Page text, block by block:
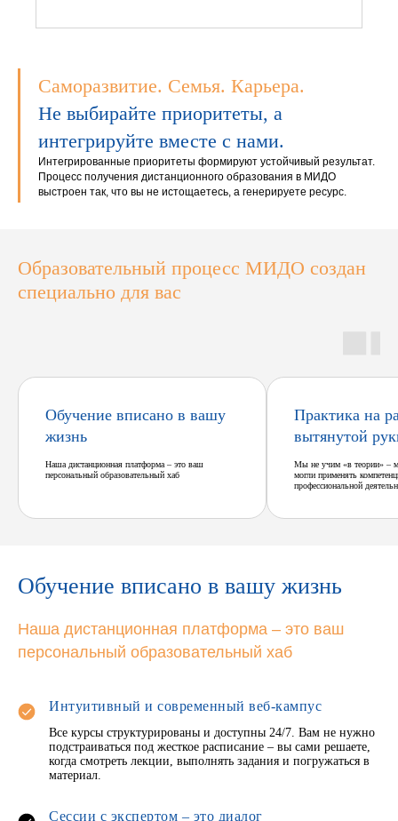
Саморазвитие. Семья. Карьера.
Не выбирайте приоритеты, а
интегрируйте вместе с нами.
Интегрированные приоритеты формируют устойчивый результат.
Процесс получения дистанционного образования в МИДО
выстроен так, что вы не истощаетесь, а генерируете ресурс.
Образовательный процесс МИДО создан
специально для вас
Обучение вписано в вашу
жизнь
Наша дистанционная платформа – это ваш
персональный образовательный хаб
Практика на
вытянутой
Мы не учим «в теории» –
могли применять
профессиональной
Обучение вписано в вашу жизнь
Наша дистанционная платформа – это ваш
персональный образовательный хаб
Интуитивный и современный веб-кампус
Все курсы структурированы и доступны 24/7. Вам не нужно
подстраиваться под жесткое расписание – вы сами решаете,
когда смотреть лекции, выполнять задания и погружаться в
материал.
Сессии с экспертом – это диалог